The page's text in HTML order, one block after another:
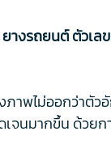
างรถยนต์ ตัวเลข
พไม่ออกว่าตัวอั
นมากขึ้น ด้วยกา